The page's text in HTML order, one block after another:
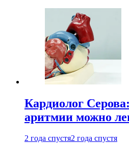
Кардиолог
аритмии можно
2 года спустя2 года спустя